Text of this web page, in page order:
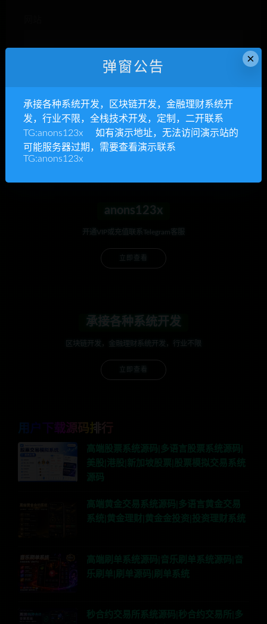
下次发表评论时，请在此浏览器中保存我的姓名、电子
邮件和网站
anons123x
开通VIP或充值联系Telegram客服
承接各种系统开发
区块链开发，金融理财系统开发，行业不限
用户下载源码排行
高端股票系统源码|多语言股票系统源码|
美股|港股|新加坡股票|股票模拟交易系统
源码
高端黄金交易系统源码|多语言黄金交易
系统|黄金理财|黄金金投资|投资理财系统
高端刷单系统源码|音乐刷单系统源码|音
乐刷单|刷单源码|刷单系统
秒合约交易所系统源码|秒合约交易所|多
×
弹窗公告
承接各种系统开发，区块链开发，金融理财系统开
发，行业不限，全栈技术开发，定制，二开联系
TG:anons123x 如有演示地址，无法访问演示站的
可能服务器过期，需要查看演示联系
TG:anons123x